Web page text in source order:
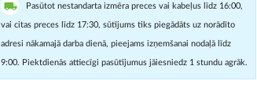
Pasūtot nestandarta izmēra preces vai kabeļus līdz 16:00,
vai citas preces līdz 17:30, sūtījums tiks piegādāts uz norādīto
adresi nākamajā darba dienā, pieejams izņemšanai nodaļā līdz
9:00. Piektdienās attiecīgi pasūtījumus jāiesniedz 1 stundu agrāk.